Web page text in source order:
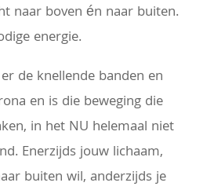
naar boven én naar buiten.
energie.
de knellende banden en
en is die beweging die
in het NU helemaal niet
Enerzijds jouw lichaam,
buiten wil, anderzijds je